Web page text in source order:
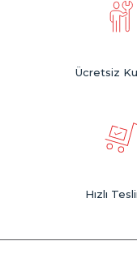
Ücretsiz
Hızlı